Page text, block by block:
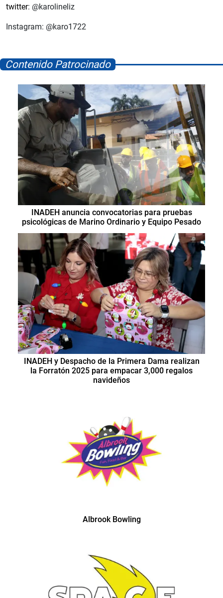
twitter: @karolineliz
Instagram: @karo1722
Contenido Patrocinado
INADEH anuncia convocatorias para pruebas
psicológicas de Marino Ordinario y Equipo Pesado
INADEH y Despacho de la Primera Dama realizan
la Forratón 2025 para empacar 3,000 regalos
navideños
Albrook Bowling